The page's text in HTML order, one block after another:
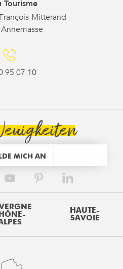
Tourisme
Mitterand
95 07 10
MICH AN
HAUTE-
SAVOIE